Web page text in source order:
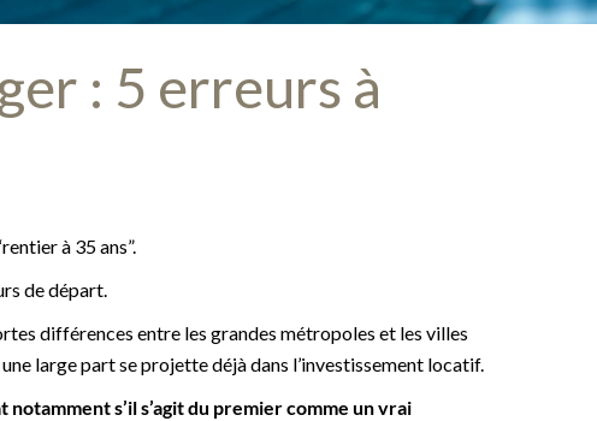
: 5 erreurs à
à 35 ans”.
de départ.
différences entre les grandes métropoles et les villes
large part se projette déjà dans l’investissement locatif.
notamment s’il s’agit du premier comme un vrai